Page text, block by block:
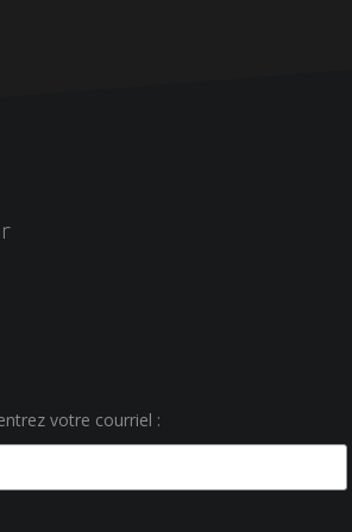
votre courriel :